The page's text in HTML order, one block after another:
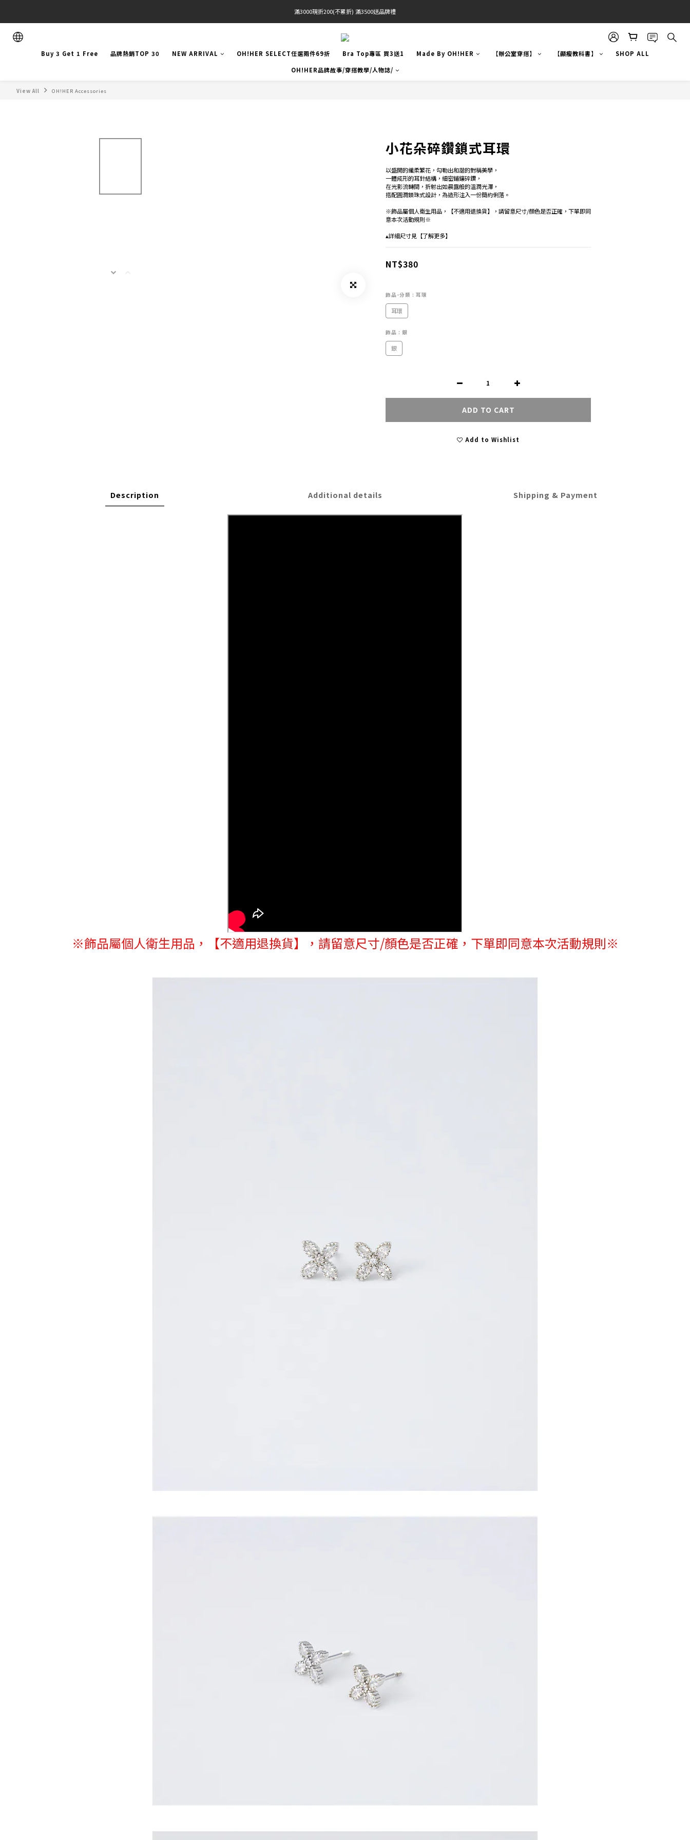
官網限定! 滿千免運(僅限台灣本島)
滿3000現折200(不累折) 滿3500送品牌禮
Free Shipping On Orders Over $2000 (TW Only)
官網限定! 滿千免運(僅限台灣本島)
Buy 3 Get 1 Free 品牌熱銷TOP 30 NEW ARRIVAL OH!HER SELECT任選兩件69折 Bra Top專區 買3送1 Made By OH!HER 【辦公室穿搭】 【顯瘦教科書】
SHOP ALL
OH!HER品牌故事/穿搭教學/人物誌/
View All OH!HER Accessories
小花朵碎鑽鎖式耳環
以盛開的纖柔繁花，勾勒出和諧的對稱美學，
一體成形的耳針結構，細密鋪鑲碎鑽，
在光影流轉間，折射出如晨露般的溫潤光澤，
搭配圓潤鎖珠式設計，為造形注入一份簡約俐落。
※飾品屬個人衛生用品，【不適用退換貨】，請留意尺寸/顏色是否正確，下單即同
意本次活動規則※
▴詳細尺寸見【了解更多】
NT$380
飾品-分類 : 耳環
耳環
飾品 : 銀
銀
ADD TO CART
Add to Wishlist
Description Additional details Shipping & Payment
※飾品屬個人衛生用品， 【不適用退換貨】，請留意尺寸/顏色是否正確，下單即同意本次活動規則※